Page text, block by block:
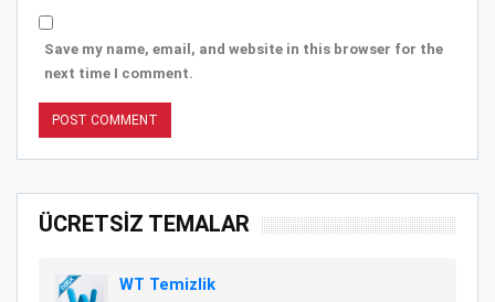
Save my name, email, and website in this browser for the
next time I comment.
ÜCRETSİZ TEMALAR
WT Temizlik